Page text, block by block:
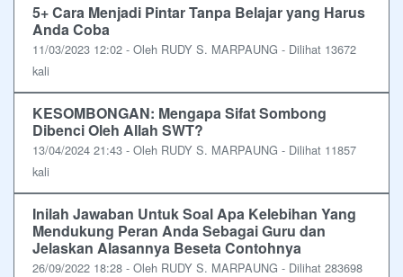
5+ Cara Menjadi Pintar Tanpa Belajar yang Harus
Anda Coba
11/03/2023 12:02 - Oleh RUDY S. MARPAUNG - Dilihat 13672
kali
KESOMBONGAN: Mengapa Sifat Sombong
Dibenci Oleh Allah SWT?
13/04/2024 21:43 - Oleh RUDY S. MARPAUNG - Dilihat 11857
kali
Inilah Jawaban Untuk Soal Apa Kelebihan Yang
Mendukung Peran Anda Sebagai Guru dan
Jelaskan Alasannya Beseta Contohnya
26/09/2022 18:28 - Oleh RUDY S. MARPAUNG - Dilihat 283698